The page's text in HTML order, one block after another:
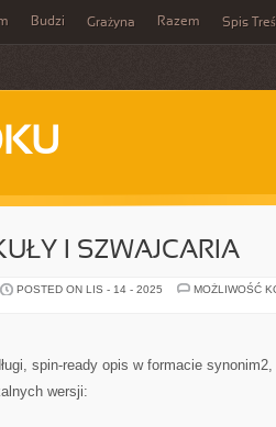
Budzi Grażyna Razem Spis
I SZWAJCARIA
POSTED ON LIS - 14 - 2025
MOŻLIWOŚĆ
spin-ready opis w formacie
wersji: